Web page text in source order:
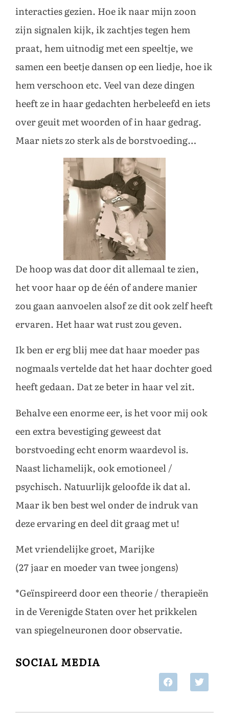
interacties gezien. Hoe ik naar mijn zoon
zijn signalen kijk, ik zachtjes tegen hem
praat, hem uitnodig met een speeltje, we
samen een beetje dansen op een liedje, hoe ik
hem verschoon etc. Veel van deze dingen
heeft ze in haar gedachten herbeleefd en iets
over geuit met woorden of in haar gedrag.
Maar niets zo sterk als de borstvoeding…
De hoop was dat door dit allemaal te zien,
het voor haar op de één of andere manier
zou gaan aanvoelen alsof ze dit ook zelf heeft
ervaren. Het haar wat rust zou geven.
Ik ben er erg blij mee dat haar moeder pas
nogmaals vertelde dat het haar dochter goed
heeft gedaan. Dat ze beter in haar vel zit.
Behalve een enorme eer, is het voor mij ook
een extra bevestiging geweest dat
borstvoeding echt enorm waardevol is.
Naast lichamelijk, ook emotioneel /
psychisch. Natuurlijk geloofde ik dat al.
Maar ik ben best wel onder de indruk van
deze ervaring en deel dit graag met u!
Met vriendelijke groet, Marijke
(27 jaar en moeder van twee jongens)
*Geïnspireerd door een theorie / therapieën
in de Verenigde Staten over het prikkelen
van spiegelneuronen door observatie.
SOCIAL MEDIA